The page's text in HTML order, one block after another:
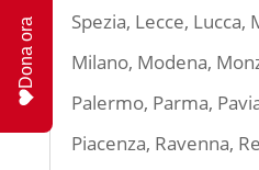
Spezia, Lecce, Lucca,
Milano, Modena,
Palermo, Parma,
Piacenza, Ravenna,
Dona ora